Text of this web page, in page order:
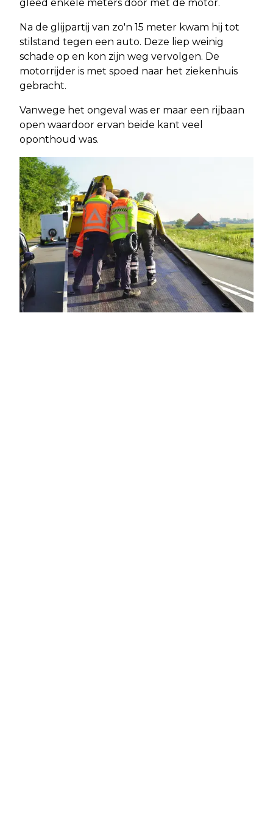
gleed enkele meters door met de motor.
Na de glijpartij van zo'n 15 meter kwam hij tot
stilstand tegen een auto. Deze liep weinig
schade op en kon zijn weg vervolgen. De
motorrijder is met spoed naar het ziekenhuis
gebracht.
Vanwege het ongeval was er maar een rijbaan
open waardoor ervan beide kant veel
oponthoud was.